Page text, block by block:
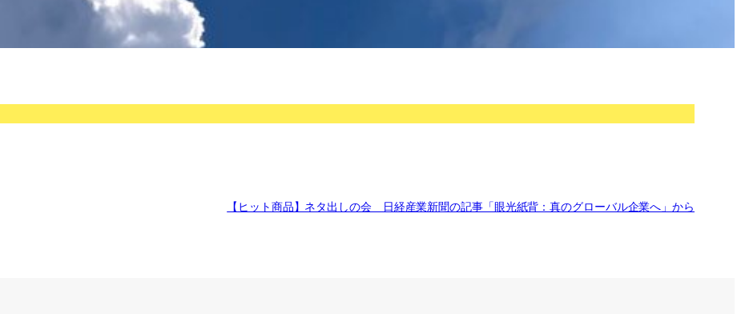
【ヒット商品】ネタ出しの会 日経産業新聞の記事「眼光紙背：真のグローバル企業へ」から